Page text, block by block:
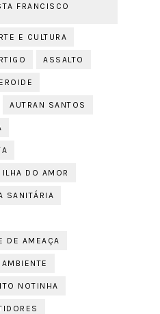
FRANCISCO
E CULTURA
ASSALTO
AUTRAN SANTOS
DO AMOR
SANITÁRIA
DE AMEAÇA
NOTINHA